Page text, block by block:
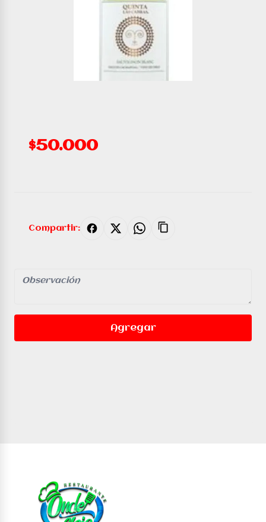
$50.000
Compartir:
Agregar